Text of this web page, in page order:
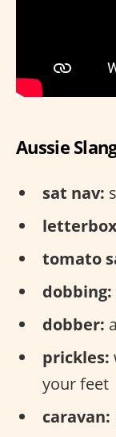
Aussie
sat nav:
tomato
dobbing:
dobber:
prickles:
your feet
caravan: